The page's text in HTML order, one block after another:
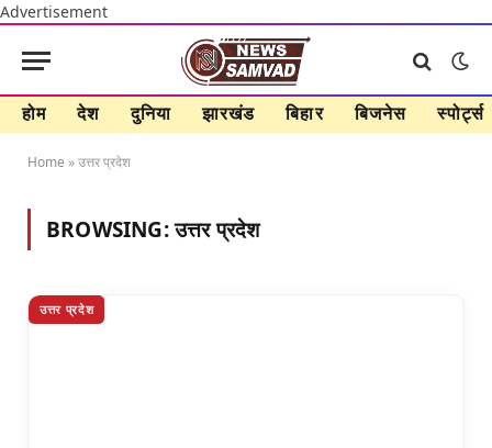
Advertisement
होम देश दुनिया झारखंड बिहार बिजनेस स्पोर्ट्स
Home »उत्तर प्रदेश
BROWSING:उत्तर प्रदेश
उत्तर प्रदेश